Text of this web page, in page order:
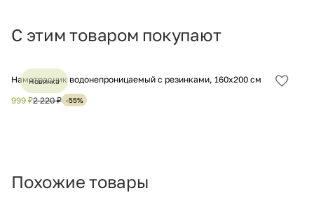
С этим товаром покупают
Наматрасник водонепроницаемый с резинками, 160х200 см
999 ₽2 220 ₽ -55%
Новинка
Похожие товары